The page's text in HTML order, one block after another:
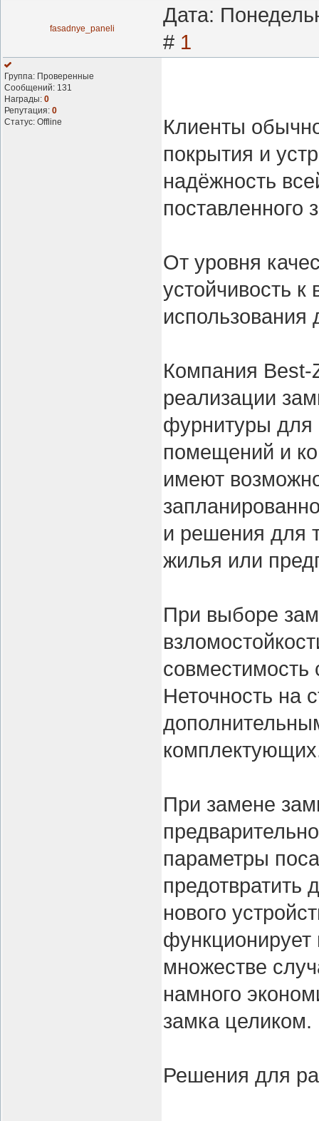
fasadnye_paneli
Дата:
# 1
Группа: Проверенные
Сообщений: 131
Награды: 0
Репутация: 0
Статус: Offline
Клиенты
покрытия и
надёжность
поставленного
От уровня
устойчивость к
использования
Компания Best-
реализации
фурнитуры для
помещений и
имеют
и решения для
жилья или
При выборе
Неточность на
При замене
параметры
предотвратить
нового
множестве
намного
замка целиком.
Решения для